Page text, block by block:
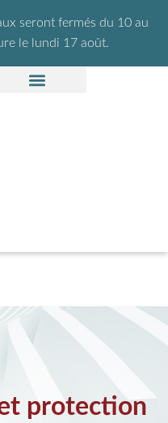
seront fermés du 10 au
le lundi 17 août.
protection